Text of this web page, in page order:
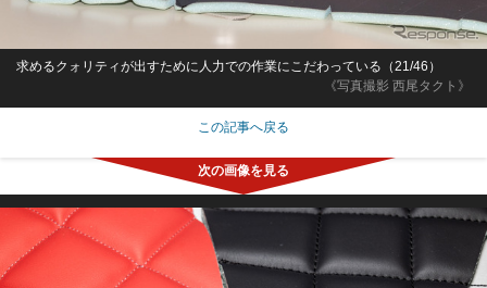
《写真撮影 西尾タクト》
求めるクォリティが出すために人力での作業にこだわっている（21/46）
この記事へ戻る